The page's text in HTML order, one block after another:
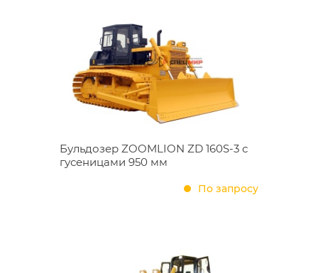
Бульдозер ZOOMLION ZD 160S-3 с
гусеницами 950 мм
По запросу